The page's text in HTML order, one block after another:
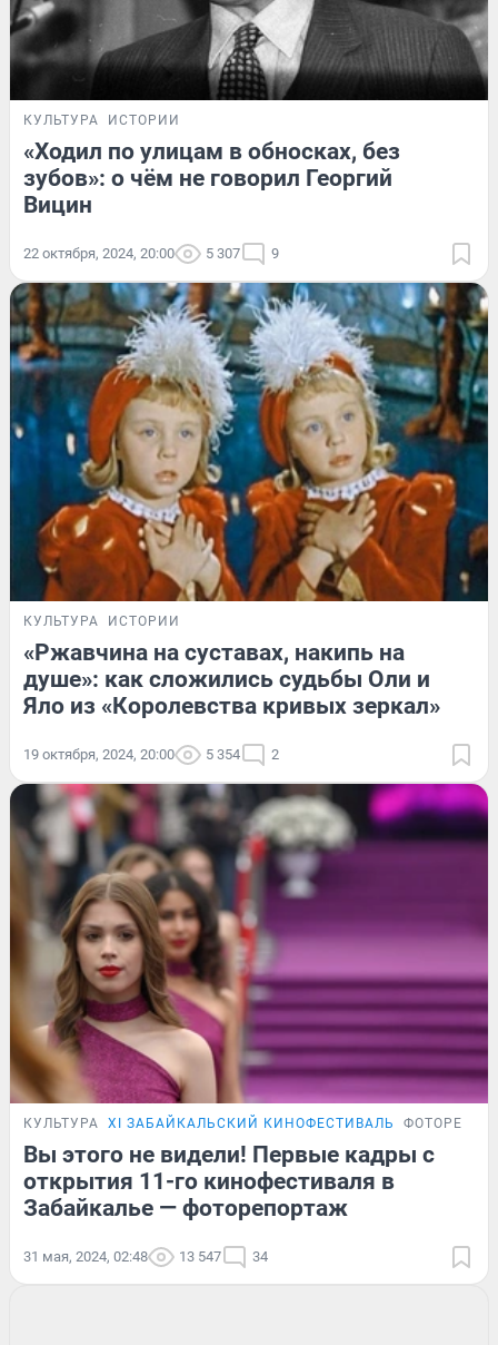
КУЛЬТУРА ИСТОРИИ
«Ходил по улицам в обносках, без
зубов»: о чём не говорил Георгий
Вицин
22 октября, 2024, 20:00 5 307 9
КУЛЬТУРА ИСТОРИИ
«Ржавчина на суставах, накипь на
душе»: как сложились судьбы Оли и
Яло из «Королевства кривых зеркал»
19 октября, 2024, 20:00 5 354 2
КУЛЬТУРА XI ЗАБАЙКАЛЬСКИЙ КИНОФЕСТИВАЛЬ
Вы этого не видели! Первые кадры с
открытия 11-го кинофестиваля в
Забайкалье — фоторепортаж
31 мая, 2024, 02:48 13 547 34